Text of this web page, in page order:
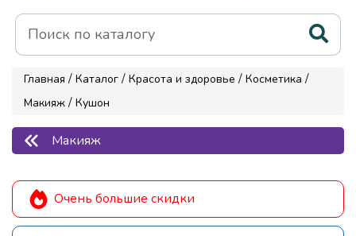
Главная / Каталог / Красота и здоровье / Косметика /
Макияж / Кушон
Макияж
Очень большие скидки